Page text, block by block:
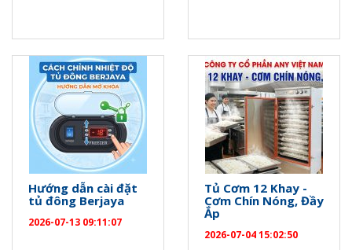
Hướng dẫn cài đặt
tủ đông Berjaya
2026-07-13 09:11:07
Tủ Cơm 12 Khay -
Cơm Chín Nóng, Đầy
Ắp
2026-07-04 15:02:50